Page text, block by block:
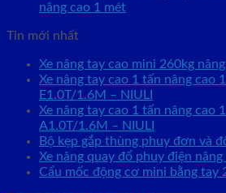
nâng cao 1 mét
Tin mới nhất
Xe nâng tay cao mini 260kg
Xe nâng tay cao 1 tấn nâng cao
E1.0T/1.6M – NIULI
Xe nâng tay cao 1 tấn nâng cao
A1.0T/1.6M – NIULI
Bộ kẹp gắp thùng phuy đơn và
Xe nâng quay đổ phuy điện
Cẩu mốc động cơ mini bằng tay